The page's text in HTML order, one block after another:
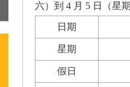
六）到 4 月 5 日（星
日期
星期
假日